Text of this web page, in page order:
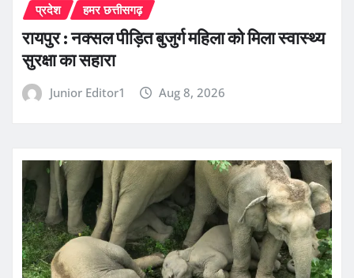
प्रदेश हमर छत्तीसगढ़
रायपुर : नक्सल पीड़ित बुजुर्ग महिला को मिला स्वास्थ्य
सुरक्षा का सहारा
Junior Editor1 Aug 8, 2026